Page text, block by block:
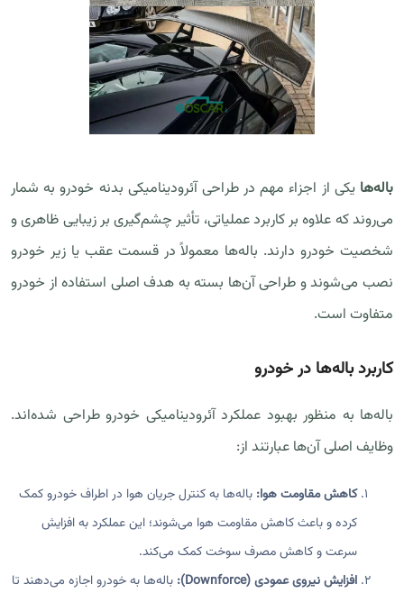
باله‌ها یکی از اجزاء مهم در طراحی آئرودینامیکی بدنه خودرو به شمار
می‌روند که علاوه بر کاربرد عملیاتی، تأثیر چشم‌گیری بر زیبایی ظاهری و
شخصیت خودرو دارند. باله‌ها معمولاً در قسمت عقب یا زیر خودرو
نصب می‌شوند و طراحی آن‌ها بسته به هدف اصلی استفاده از خودرو
متفاوت است.
کاربرد باله‌ها در خودرو
باله‌ها به منظور بهبود عملکرد آئرودینامیکی خودرو طراحی شده‌اند.
وظایف اصلی آن‌ها عبارتند از:
کاهش مقاومت هوا: باله‌ها به کنترل جریان هوا در اطراف خودرو کمک
کرده و باعث کاهش مقاومت هوا می‌شوند؛ این عملکرد به افزایش
سرعت و کاهش مصرف سوخت کمک می‌کند.
افزایش نیروی عمودی (Downforce):
باله‌ها به خودرو اجازه می‌دهند تا